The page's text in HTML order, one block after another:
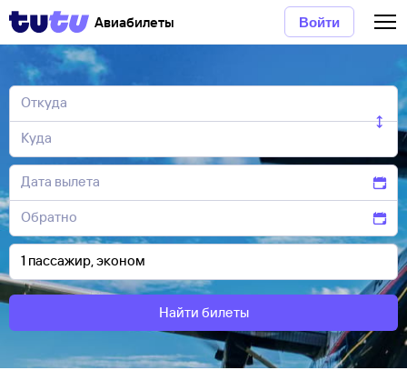
Авиабилеты Войти
Найти билеты